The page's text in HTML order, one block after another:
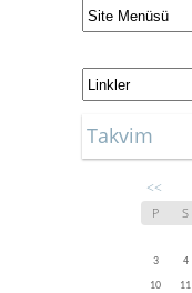
Takvim
<<
P S
3
4
10
11